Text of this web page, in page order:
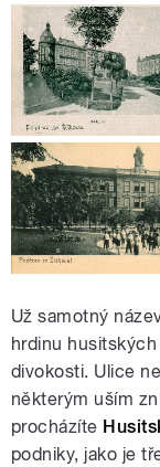
Už samotný
hrdinu
divokosti. Ulice
některým uším
procházíte
podniky, jako je